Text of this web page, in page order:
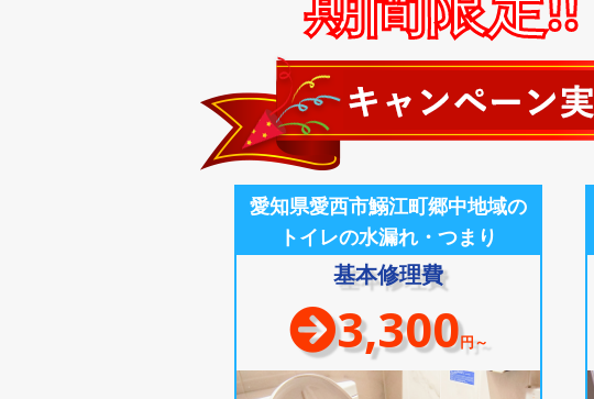
愛知県愛西市鰯江町郷中地域の
トイレの水漏れ・つまり
基本修理費
3,300円～